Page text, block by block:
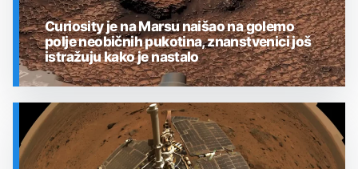
SVEMIR
Curiosity je na Marsu naišao na golemo
polje neobičnih pukotina, znanstvenici još
istražuju kako je nastalo